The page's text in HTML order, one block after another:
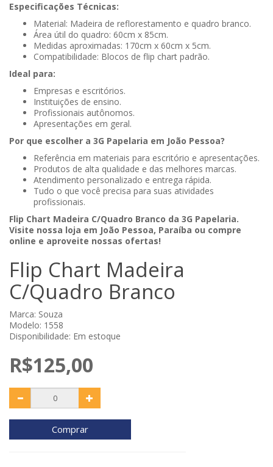
Especificações Técnicas:
Material: Madeira de reflorestamento e quadro branco.
Área útil do quadro: 60cm x 85cm.
Medidas aproximadas: 170cm x 60cm x 5cm.
Compatibilidade: Blocos de flip chart padrão.
Ideal para:
Empresas e escritórios.
Instituições de ensino.
Profissionais autônomos.
Apresentações em geral.
Por que escolher a 3G Papelaria em João Pessoa?
Referência em materiais para escritório e apresentações.
Produtos de alta qualidade e das melhores marcas.
Atendimento personalizado e entrega rápida.
Tudo o que você precisa para suas atividades
profissionais.
Flip Chart Madeira C/Quadro Branco da 3G Papelaria.
Visite nossa loja em João Pessoa, Paraíba ou compre
online e aproveite nossas ofertas!
Flip Chart Madeira
C/Quadro Branco
Marca: Souza
Modelo: 1558
Disponibilidade: Em estoque
R$125,00
Comprar